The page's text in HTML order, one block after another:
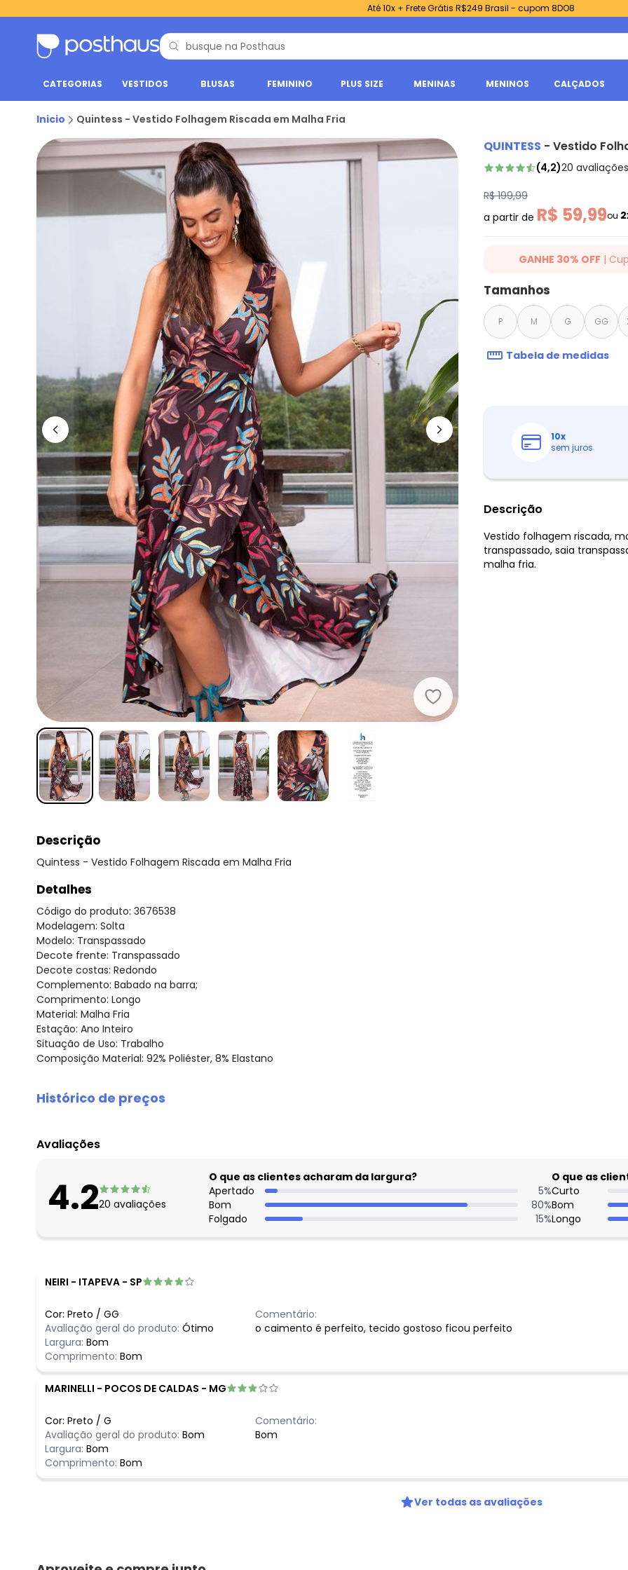
Até 10x + Frete Grátis R$249 Brasil - cupom 8DO8
CATEGORIAS VESTIDOS BLUSAS FEMININO PLUS SIZE MENINAS MENINOS CALÇADOS
Inicio Quintess - Vestido Folhagem Riscada em Malha Fria
Quintess - Vestido Folhagem
QUINTESS - Vestido
(4,2)20 avaliações
R$ 199,99
a partir de R$ 59,99ou
GANHE 30% OFF |
Ganhe 30% OFF Extra em
cupom: VIVAQT. Válido para
somente hoje 08/08/2026.
Tamanhos
P M G GG
Tabela de medidas
10x
sem juros
Descrição
Vestido folhagem riscada,
transpassado, saia
malha fria.
Descrição
Quintess - Vestido Folhagem Riscada em Malha Fria
Detalhes
Código do produto: 3676538
Modelagem: Solta
Modelo: Transpassado
Decote frente: Transpassado
Decote costas: Redondo
Complemento: Babado na barra;
Comprimento: Longo
Material: Malha Fria
Estação: Ano Inteiro
Situação de Uso: Trabalho
Composição Material: 92% Poliéster, 8% Elastano
Histórico de preços
agosto/2026
maio/2026
abril/2026
fevereiro/2026
Avaliações
4.220 avaliações
O que as clientes acharam da largura?
Apertado
5%
Bom
80%
Folgado
15%
O que as
Curto
Bom
Longo
NEIRI - ITAPEVA - SP
Cor: Preto / GG
Avaliação geral do produto: Ótimo
Largura: Bom
Comprimento: Bom
Comentário:
o caimento é perfeito, tecido gostoso ficou perfeito
MARINELLI - POCOS DE CALDAS - MG
Cor: Preto / G
Avaliação geral do produto: Bom
Largura: Bom
Comprimento: Bom
Comentário:
Bom
Ver todas as avaliações